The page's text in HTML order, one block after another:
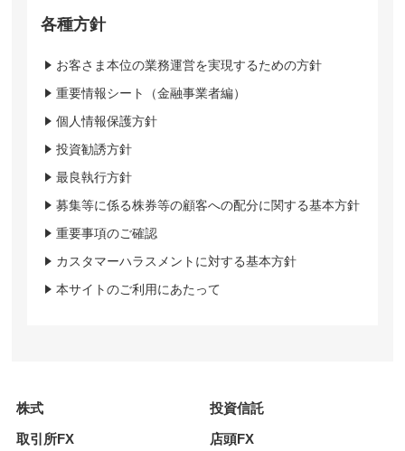
各種方針
お客さま本位の業務運営を実現するための方針
重要情報シート（金融事業者編）
個人情報保護方針
投資勧誘方針
最良執行方針
募集等に係る株券等の顧客への配分に関する基本方針
重要事項のご確認
カスタマーハラスメントに対する基本方針
本サイトのご利用にあたって
株式
投資信託
取引所FX
店頭FX